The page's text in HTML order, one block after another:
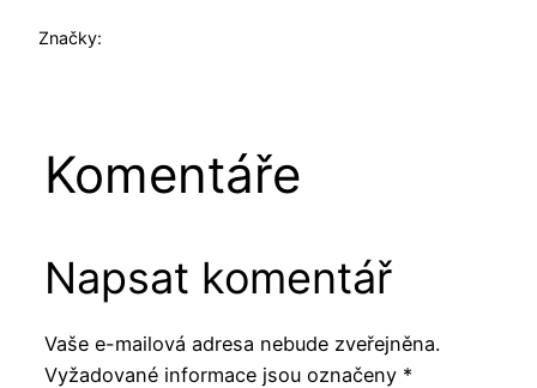
Značky:
Komentáře
Napsat komentář
Vaše e-mailová adresa nebude zveřejněna.
Vyžadované informace jsou označeny *